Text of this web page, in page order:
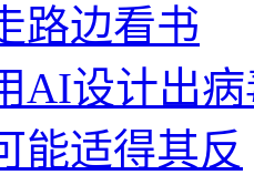
路边看书
AI设计出
能适得其反